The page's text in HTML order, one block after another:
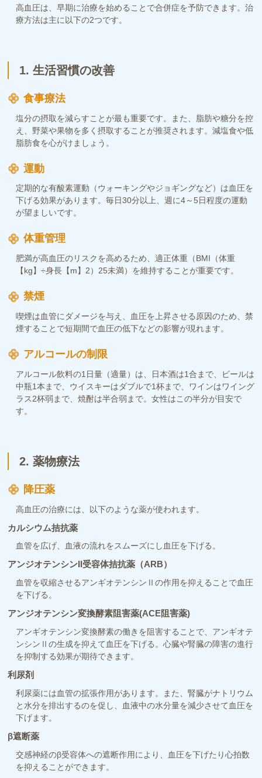
高血圧は、早期に治療を始めることで合併症を予防できます。治
療方法は主に以下の2つです。
1. 生活習慣の改善
食事療法
塩分の摂取を減らすことが最も重要です。また、脂肪や糖分を控
え、野菜や果物を多く摂取することが推奨されます。減塩食や低
脂肪食を心がけましょう。
運動
定期的な有酸素運動（ウォーキングやジョギングなど）は血圧を
下げる効果があります。毎日30分以上、週に4～5日程度の運動
が望ましいです。
体重管理
肥満が高血圧のリスクを高めるため、適正体重（BMI（体重
【kg】÷身長【m】2）25未満）を維持することが重要です。
禁煙
喫煙は血管にダメージを与え、血圧を上昇させる原因のため、禁
煙することで短期間で血圧の低下などの影響が現れます。
アルコールの制限
アルコール飲料の1日量（適量）は、日本酒は1合まで、ビールは
中瓶1本まで、ウイスキーはダブルで1杯まで、ワインはワイング
ラス2杯弱まで、焼酎は半合弱まで。女性はこの半分が目安で
す。
2. 薬物療法
降圧薬
高血圧の治療には、以下のような薬が使われます。
カルシウム拮抗薬
血管を広げ、血液の流れをスムーズにし血圧を下げる。
アンジオテンシンII受容体拮抗薬（ARB）
血管を収縮させるアンギオテンシンⅡの作用を抑えることで血圧
を下げる。
アンジオテンシン変換酵素阻害薬(ACE阻害薬)
アンギオテンシン変換酵素の働きを阻害することで、アンギオテ
ンシンⅡの生成を抑えて血圧を下げる。心臓や腎臓の障害の進行
を抑制する効果が期待できます。
利尿剤
利尿薬には血管の拡張作用があります。また、腎臓がナトリウム
と水分を排出するのを促し、血液中の水分量を減少させて血圧を
下げます。
β遮断薬
交感神経のβ受容体への遮断作用により、血圧を下げたり心拍数
を抑えることができます。